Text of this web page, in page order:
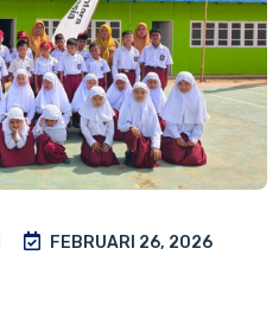
FEBRUARI 26, 2026